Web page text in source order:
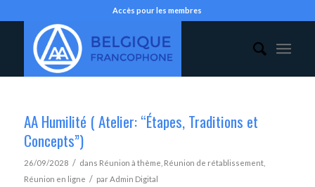
Accès pour les membres
AA Humilité ( Atelier: “Étapes, Traditions et
Concepts”)
26/09/2028 / dans Réunion à thème Réunion de rétablissement,
Réunion en ligne / parAdmin Digital